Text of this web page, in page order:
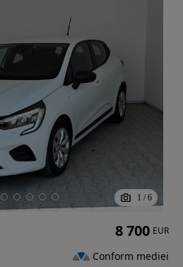
1 / 6
8 700 EUR
Conform mediei